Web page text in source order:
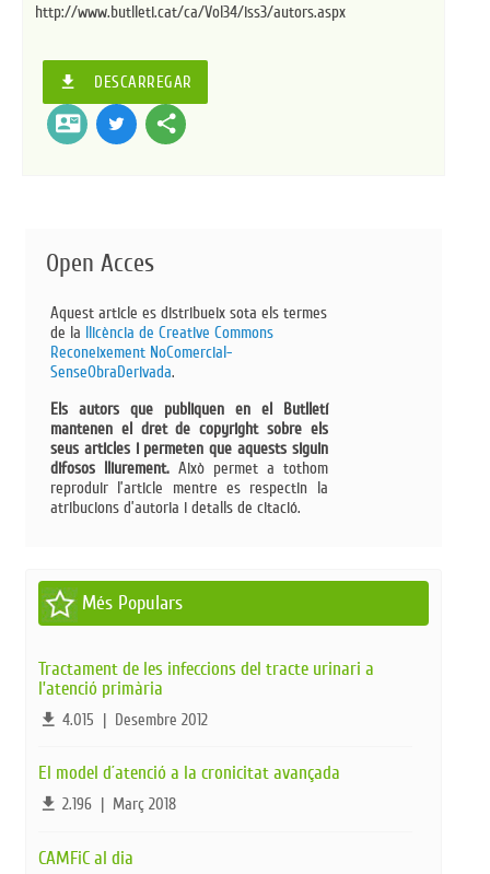
http://www.butlleti.cat/ca/Vol34/iss3/autors.aspx
file_download DESCARREGAR
contact_mail share
Open Acces
Aquest article es distribueix sota els termes
de la
llicència de Creative Commons
Reconeixement NoComercial-
SenseObraDerivada​.
Els autors que publiquen en el Butlletí
mantenen el dret de copyright sobre els
seus articles i permeten que aquests siguin
difosos lliurement. Això permet a tothom
reproduir l’article mentre es respectin la
atribucions d’autoria i detalls de citació.
Més Populars
Tractament de les infeccions del tracte urinari a
l’atenció primària
file_download 4.015 | Desembre 2012
El model d´atenció a la cronicitat avançada
file_download 2.196| Març 2018
CAMFiC al dia